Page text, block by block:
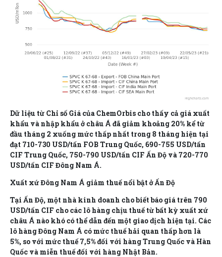
Dữ liệu từ Chỉ số Giá của ChemOrbis cho thấy cả giá xuất
khẩu và nhập khẩu ở châu Á đã giảm khoảng 20% kể từ
đầu tháng 2 xuống mức thấp nhất trong 8 tháng hiện tại
đạt 710-730 USD/tấn FOB Trung Quốc, 690-755 USD/tấn
CIF Trung Quốc, 750-790 USD/tấn CIF Ấn Độ và 720-770
USD/tấn CIF Đông Nam Á.
Xuất xứ Đông Nam Á giảm thuế nổi bật ở Ấn Độ
Tại Ấn Độ, một nhà kinh doanh cho biết báo giá trên 790
USD/tấn CIF cho các lô hàng chịu thuế từ bất kỳ xuất xứ
châu Á nào khó có thể dẫn đến một giao dịch hiện tại. Các
lô hàng Đông Nam Á có mức thuế hải quan thấp hơn là
5%, so với mức thuế 7,5% đối với hàng Trung Quốc và Hàn
Quốc và miễn thuế đối với hàng Nhật Bản.